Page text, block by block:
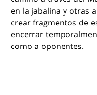
en la jabalina y otras
crear fragmentos de
encerrar
como a oponentes.